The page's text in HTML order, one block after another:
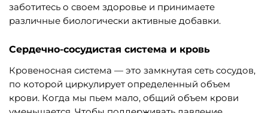
заботитесь о своем здоровье и принимаете
различные биологически активные добавки.
Сердечно-сосудистая система и кровь
Кровеносная система — это замкнутая сеть сосудов,
по которой циркулирует определенный объем
крови. Когда мы пьем мало, общий объем крови